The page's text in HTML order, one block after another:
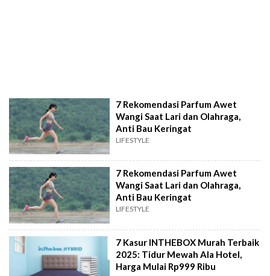
7 Rekomendasi Parfum Awet
Wangi Saat Lari dan Olahraga,
Anti Bau Keringat
LIFESTYLE
7 Rekomendasi Parfum Awet
Wangi Saat Lari dan Olahraga,
Anti Bau Keringat
LIFESTYLE
7 Kasur INTHEBOX Murah Terbaik
2025: Tidur Mewah Ala Hotel,
Harga Mulai Rp999 Ribu